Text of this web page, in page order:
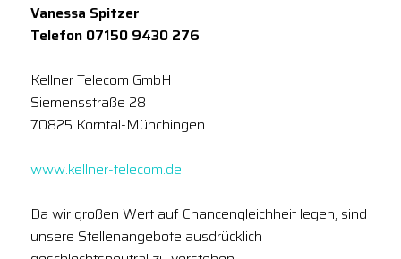
Vanessa Spitzer
Telefon 07150 9430 276
Kellner Telecom GmbH
Siemensstraße 28
70825 Korntal-Münchingen
www.kellner-telecom.de
Da wir großen Wert auf Chancengleichheit legen, sind
unsere Stellenangebote ausdrücklich